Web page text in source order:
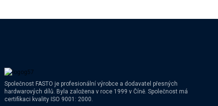
Společnost FASTO je profesionální výrobce a dodavatel přesných
hardwarových dílů. Byla založena v roce 1999 v Číně. Společnost má
certifikaci kvality ISO 9001: 2000.